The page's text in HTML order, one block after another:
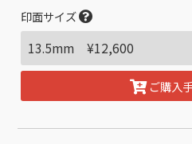
印面サイズ
ご購入